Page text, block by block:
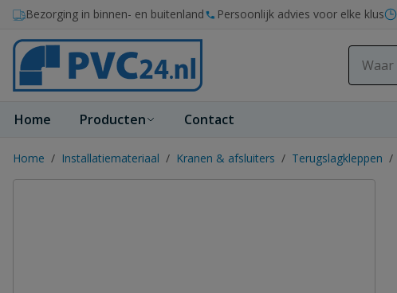
Ga naar de inhoud
Bezorging in binnen- en buitenland Persoonlijk advies voor elke klus
Home Producten Contact
Home / Installatiemateriaal / Kranen & afsluiters / Terugslagkleppen /